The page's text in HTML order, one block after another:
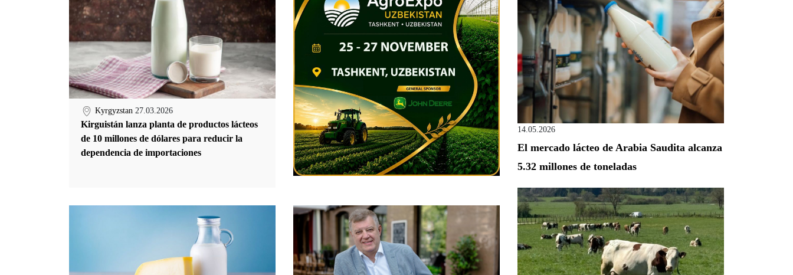
Kyrgyzstan 27.03.2026
Kirguistán lanza planta de productos lácteos
de 10 millones de dólares para reducir la
dependencia de importaciones
14.05.2026
El mercado lácteo de Arabia Saudita alcanza
5.32 millones de toneladas